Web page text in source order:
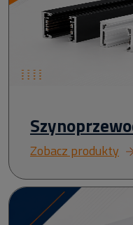
Zobacz produkty